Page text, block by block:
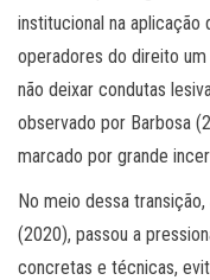
institucional na aplicação
operadores do direito
não deixar condutas
observado por Barbosa
marcado por grande
No meio dessa
(2020), passou a
concretas e técnicas,